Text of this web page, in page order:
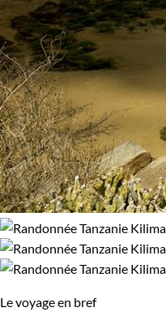
Le voyage en bref